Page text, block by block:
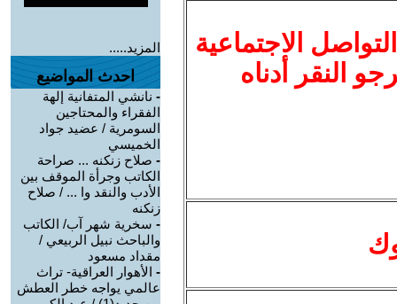
الاجتماعية
النقر أدناه
المزيد.....
احدث المواضيع
- نانشي المتفانية إلهة
الفقراء والمحتاجين
السومرية / عضيد جواد
الخميسي
- صلاح زنكنه ... صراحة
الكاتب وجرأة الموقف بين
الأدب والنقد وا ... / صلاح
زنكنه
- سخرية شهر آب/ الكاتب
والباحث نبيل الربيعي /
مقداد مسعود
- الأهوار العراقية- تراث
عالمي يواجه خطر العطش